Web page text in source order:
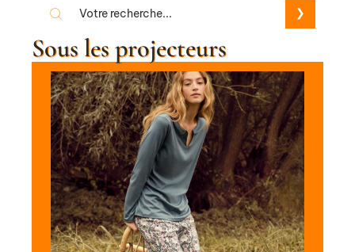
Sous les projecteurs